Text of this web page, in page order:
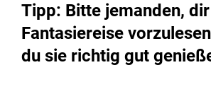
Tipp: Bitte jemanden,
Fantasiereise
du sie richtig gut